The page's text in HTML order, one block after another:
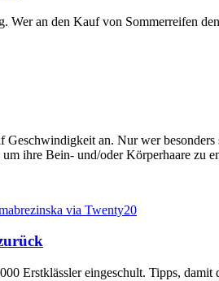
an den Kauf von Sommerreifen
an. Nur wer
ihre Bein- und/oder Körperhaare
Erstklässler eingeschult. Tipps, damit